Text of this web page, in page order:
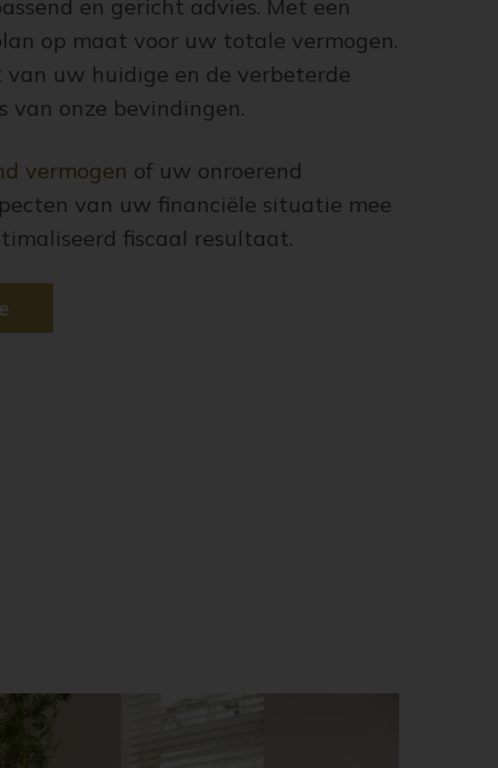
en gericht advies. Met een
op maat voor uw totale vermogen.
uw huidige en de verbeterde
van onze bevindingen.
vermogen of uw onroerend
van uw financiële situatie mee
fiscaal resultaat.